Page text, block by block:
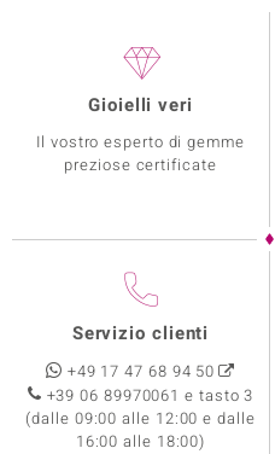
Gioielli veri
Il vostro esperto di gemme
preziose certificate
Servizio clienti
+49 17 47 68 94 50
+39 06 89970061 e tasto 3
(dalle 09:00 alle 12:00 e dalle
16:00 alle 18:00)